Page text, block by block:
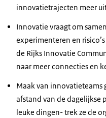
innovatietrajecten meer
Innovatie vraagt om
experimenteren en
de Rijks Innovatie
naar meer connecties en
Maak van innovatieteams
afstand van de dagelijkse
leuke dingen- trek ze de